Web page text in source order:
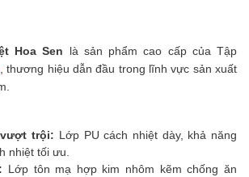
Hoa Sen là sản phẩm cao cấp của Tập
, thương hiệu dẫn đầu trong lĩnh vực sản xuất
trội: Lớp PU cách nhiệt dày, khả năng
nhiệt tối ưu.
Lớp tôn mạ hợp kim nhôm kẽm chống ăn